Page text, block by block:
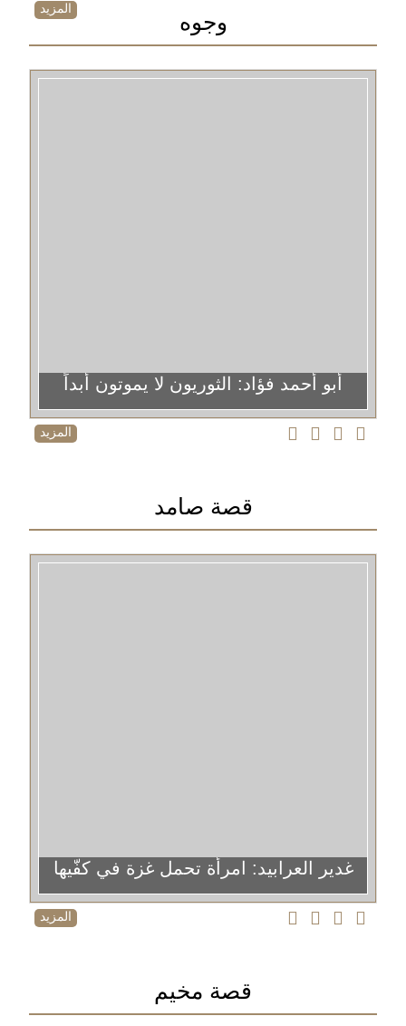
المزيد
وجوه
أبو أحمد فؤاد: الثوريون لا يموتون أبداً
المزيد
قصة صامد
غدير العرابيد: امرأة تحمل غزة في كفّيها
المزيد
قصة مخيم